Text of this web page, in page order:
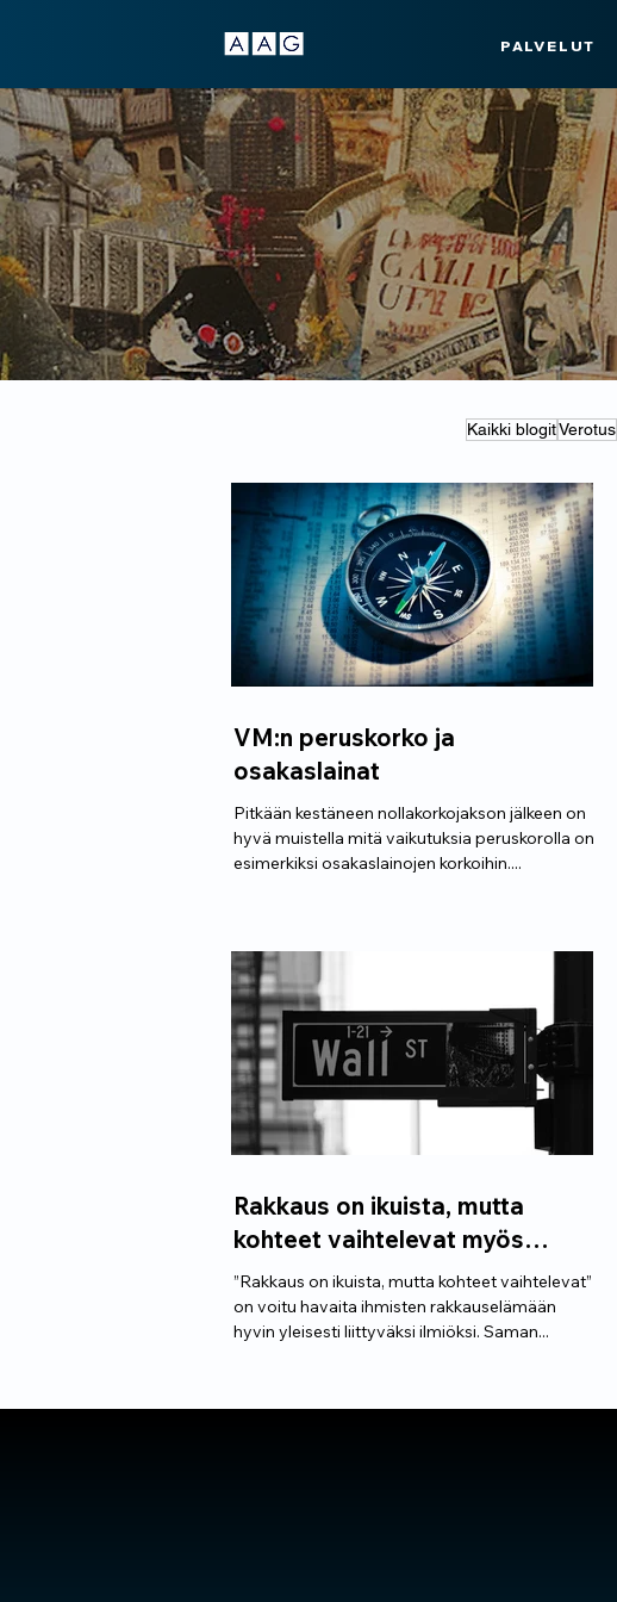
PALVELUT
Kaikki blogitVerotus
VM:n peruskorko ja
osakaslainat
Pitkään kestäneen nollakorkojakson jälkeen on
hyvä muistella mitä vaikutuksia peruskorolla on
esimerkiksi osakaslainojen korkoihin....
Rakkaus on ikuista, mutta
kohteet vaihtelevat myös
sijoittajilla.
”Rakkaus on ikuista, mutta kohteet vaihtelevat”
on voitu havaita ihmisten rakkauselämään
hyvin yleisesti liittyväksi ilmiöksi. Saman...